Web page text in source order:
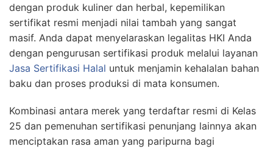
dengan produk kuliner dan herbal, kepemilikan
sertifikat resmi menjadi nilai tambah yang sangat
masif. Anda dapat menyelaraskan legalitas HKI Anda
dengan pengurusan sertifikasi produk melalui layanan
Jasa Sertifikasi Halal untuk menjamin kehalalan bahan
baku dan proses produksi di mata konsumen.
Kombinasi antara merek yang terdaftar resmi di Kelas
25 dan pemenuhan sertifikasi penunjang lainnya akan
menciptakan rasa aman yang paripurna bagi